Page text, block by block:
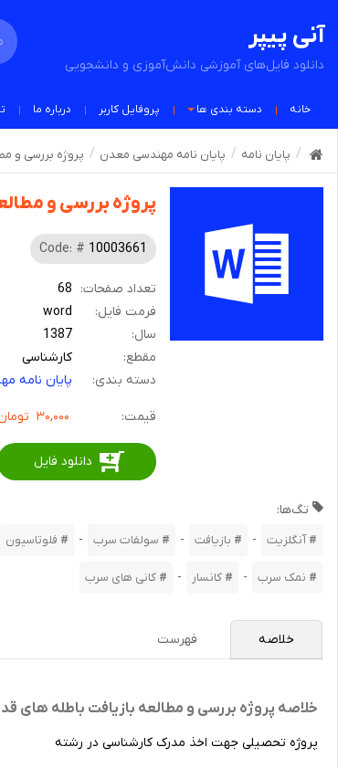
آنی پیپر
دانلود فایل‌های آموزشی دانش‌آموزی و دانشجویی
خانه دسته بندی ها پروفایل کاربر درباره ما
پایان نامه پایان نامه مهندسی معدن پروژه بررسی و
پروژه بررسی و
Code: # 10003661
تعداد صفحات: 68
فرمت فایل:
word
سال:
1387
مقطع:
کارشناسی
دسته بندی:
پایان نامه
قیمت: ۳۰,۰۰۰
دانلود فایل
تگ‌ها:
آنگلزیت - بازیافت - سولفات سرب - فلوتاسیون
نمک سرب - کانسار - کانی های سرب
خلاصه فهرست
خلاصه پروژه بررسی و مطالعه بازیافت باطله های
پروژه تحصیلی جهت اخذ مدرک کارشناسی در رشته